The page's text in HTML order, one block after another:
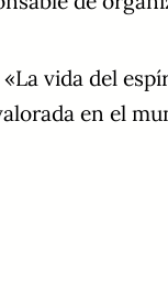
vida del
en el